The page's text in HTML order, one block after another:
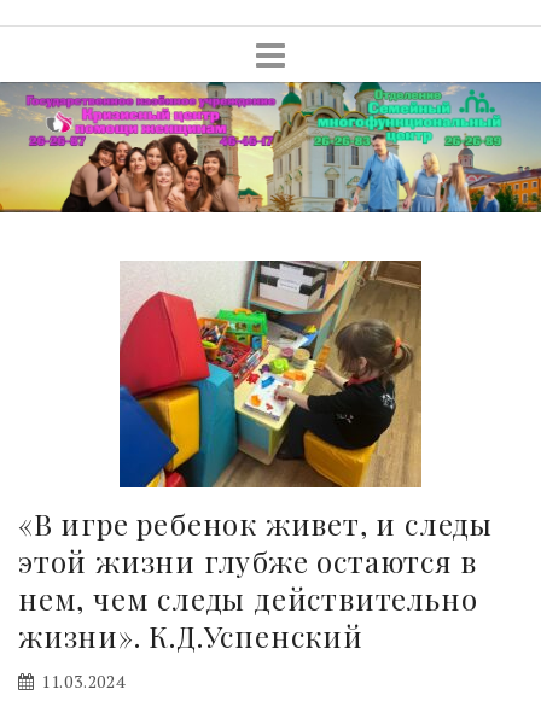
«В игре ребенок живет, и следы
этой жизни глубже остаются в
нем, чем следы действительно
жизни». К.Д.Успенский
11.03.2024